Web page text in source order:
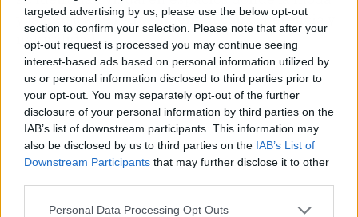
targeted advertising by us, please use the below opt-out
section to confirm your selection. Please note that after your
opt-out request is processed you may continue seeing
interest-based ads based on personal information utilized by
us or personal information disclosed to third parties prior to
your opt-out. You may separately opt-out of the further
disclosure of your personal information by third parties on the
IAB’s list of downstream participants. This information may
also be disclosed by us to third parties on the IAB’s List of
Downstream Participants that may further disclose it to other
Personal Data Processing Opt Outs
y la música se retroalimentan con coherencia y
naturalidad.